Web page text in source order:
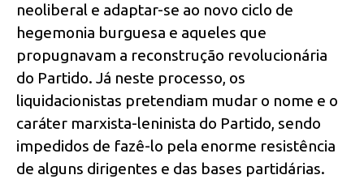
neoliberal e adaptar-se ao novo ciclo de
hegemonia burguesa e aqueles que
propugnavam a reconstrução revolucionária
do Partido. Já neste processo, os
liquidacionistas pretendiam mudar o nome e o
caráter marxista-leninista do Partido, sendo
impedidos de fazê-lo pela enorme resistência
de alguns dirigentes e das bases partidárias.